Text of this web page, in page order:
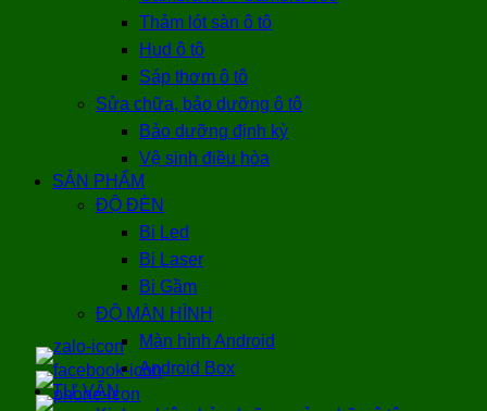
Thảm lót sàn ô tô
Hud ô tô
Sáp thơm ô tô
Sửa chữa, bảo dưỡng ô tô
Bảo dưỡng định kỳ
Vệ sinh điều hòa
SẢN PHẨM
ĐỘ ĐÈN
Bi Led
Bi Laser
Bi Gầm
ĐỘ MÀN HÌNH
Màn hình Android
Android Box
TƯ VẤN